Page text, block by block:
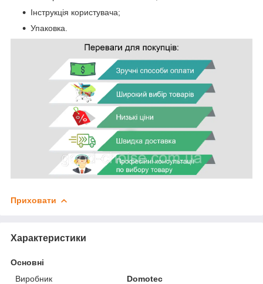
Інструкція користувача;
Упаковка.
Приховати
Характеристики
Основні
Виробник
Domotec